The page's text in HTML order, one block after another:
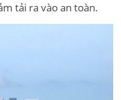
tải ra vào an toàn.